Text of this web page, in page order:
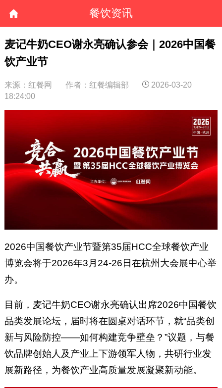
餐饮资讯
麦记牛奶CEO谢永亮确认参会｜2026中国餐
饮产业节
来源：红餐网 作者：红餐编辑部
2026-03-20
18:24:00
2026中国餐饮产业节暨第35届HCC全球餐饮产业
博览会将于2026年3月24-26日在杭州大会展中心举
办。
目前，麦记牛奶CEO谢永亮确认出席2026中国餐饮
品类发展论坛，届时将在圆桌对话环节，就“品类创
新与风险防控——如何构建竞争壁垒？”议题，与餐
饮品牌创始人及产业上下游领军人物，共研行业发
展新路径，为餐饮产业高质量发展凝聚新动能。